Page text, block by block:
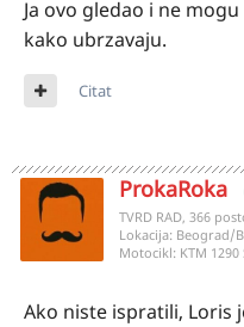
Ja ovo gledao i ne
kako ubrzavaju.
Citat
ProkaRoka
TVRD RAD, 366
Lokacija: Beograd/
Motocikl: KTM
Ako niste ispratili, Loris